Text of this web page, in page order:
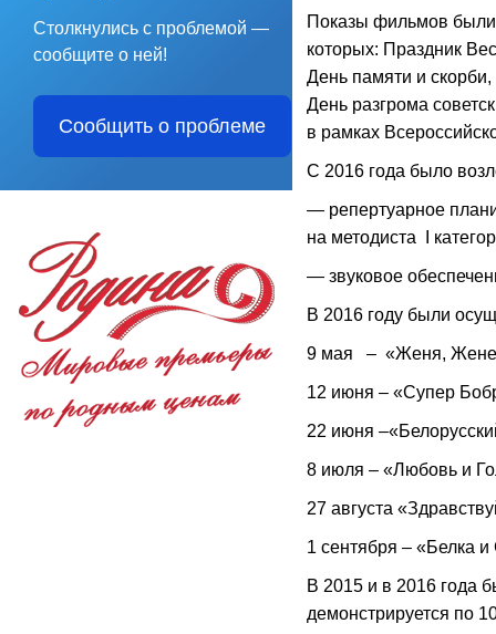
Столкнулись с проблемой —
сообщите о ней!
Сообщить о проблеме
Показы фильмов
которых: Праздник
День памяти и
День разгрома
в рамках
С 2016 года было
— репертуарное
на методиста I
— звуковое
В 2016 году были
9 мая – «Женя,
12 июня – «Супер
22 июня
8 июля – «Любовь и
27 августа
1 сентября – «Белка и
В 2015 и в 2016 года
демонстрируется по